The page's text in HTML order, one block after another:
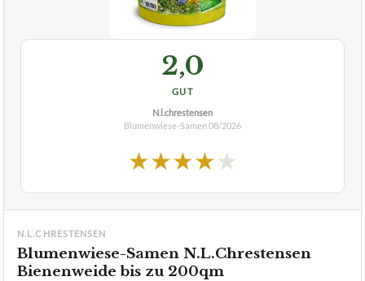
2,0
GUT
N.l.chrestensen
Blumenwiese-Samen08/2026
★★★★★
N.L.CHRESTENSEN
Blumenwiese-Samen N.L.Chrestensen
Bienenweide bis zu 200qm